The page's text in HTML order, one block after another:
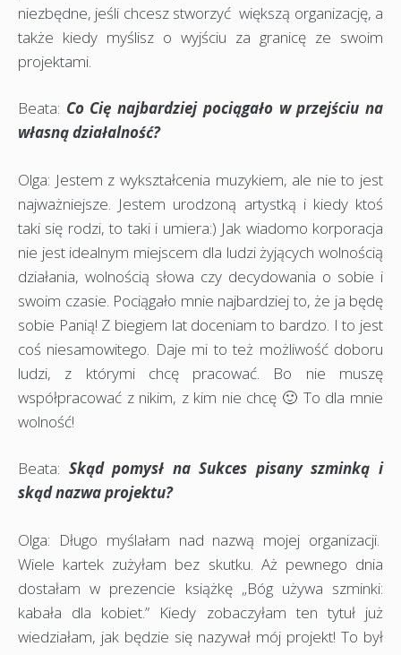
niezbędne, jeśli chcesz stworzyć większą organizację, a
także kiedy myślisz o wyjściu za granicę ze swoim
projektami.
Beata: Co Cię najbardziej pociągało w przejściu na
własną działalność?
Olga: Jestem z wykształcenia muzykiem, ale nie to jest
najważniejsze. Jestem urodzoną artystką i kiedy ktoś
taki się rodzi, to taki i umiera:) Jak wiadomo korporacja
nie jest idealnym miejscem dla ludzi żyjących wolnością
działania, wolnością słowa czy decydowania o sobie i
swoim czasie. Pociągało mnie najbardziej to, że ja będę
sobie Panią! Z biegiem lat doceniam to bardzo. I to jest
coś niesamowitego. Daje mi to też możliwość doboru
ludzi, z którymi chcę pracować. Bo nie muszę
współpracować z nikim, z kim nie chcę 🙂 To dla mnie
wolność!
Beata: Skąd pomysł na Sukces pisany szminką i
skąd nazwa projektu?
Olga: Długo myślałam nad nazwą mojej organizacji.
Wiele kartek zużyłam bez skutku. Aż pewnego dnia
dostałam w prezencie książkę „Bóg używa szminki:
kabała dla kobiet.” Kiedy zobaczyłam ten tytuł już
wiedziałam, jak będzie się nazywał mój projekt! To był